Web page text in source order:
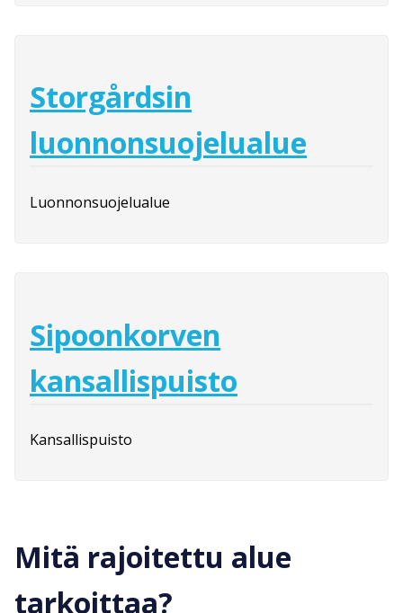
Storgårdsin
luonnonsuojelualue
Luonnonsuojelualue
Sipoonkorven
kansallispuisto
Kansallispuisto
Mitä rajoitettu alue
tarkoittaa?